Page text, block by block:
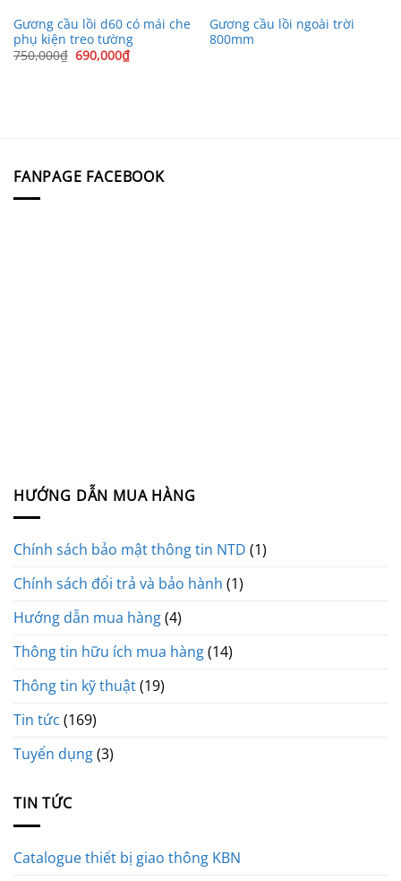
Gương cầu lồi d60 có mái che
phụ kiện treo tường
750,000₫ Giá
gốc
690,000₫Giá
hiện
Gương cầu lồi ngoài trời
800mm
FANPAGE FACEBOOK
HƯỚNG DẪN MUA HÀNG
Chính sách bảo mật thông tin NTD (1)
Chính sách đổi trả và bảo hành (1)
Hướng dẫn mua hàng(4)
Thông tin hữu ích mua hàng(14)
Thông tin kỹ thuật(19)
Tin tức (169)
Tuyển dụng(3)
TIN TỨC
Catalogue thiết bị giao thông KBN